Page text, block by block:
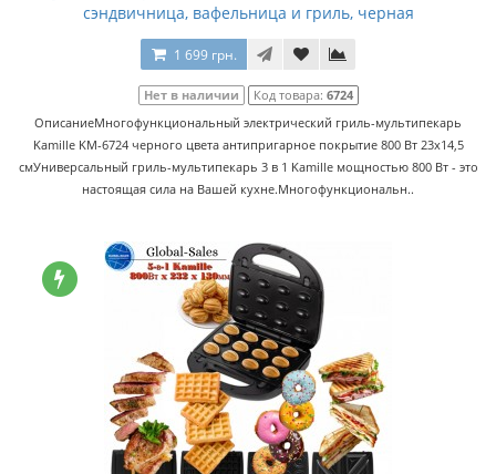
сэндвичница, вафельница и гриль, черная
1 699 грн.
Нет в наличии Код товара: 6724
ОписаниеМногофункциональный электрический гриль-мультипекарь
Kamille KM-6724 черного цвета антипригарное покрытие 800 Вт 23х14,5
смУниверсальный гриль-мультипекарь 3 в 1 Kamille мощностью 800 Вт - это
настоящая сила на Вашей кухне.Многофункциональн..